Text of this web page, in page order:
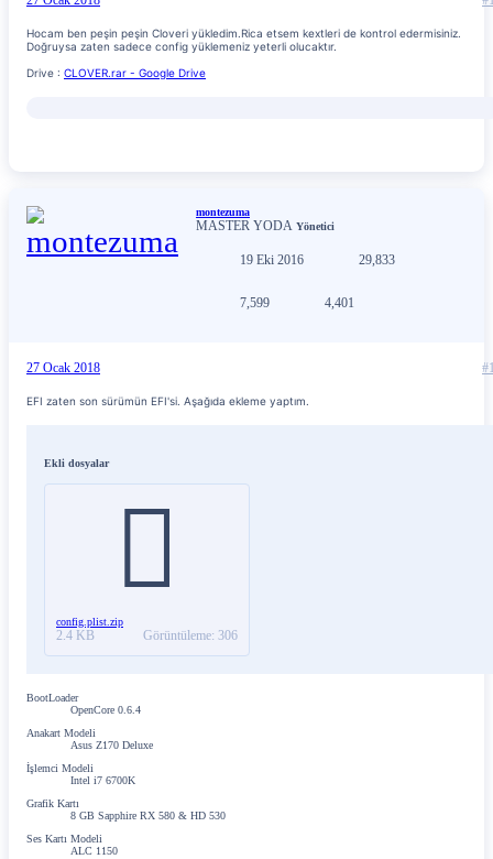
Hocam ben peşin peşin Cloveri yükledim.Rica etsem kextleri de kontrol edermisiniz.
Doğruysa zaten sadece config yüklemeniz yeterli olucaktır.
Drive : CLOVER.rar - Google Drive
montezuma
MASTER YODA Yönetici
19 Eki 2016 29,833
7,599 4,401
27 Ocak 2018
EFI zaten son sürümün EFI'si. Aşağıda ekleme yaptım.
Ekli dosyalar
config.plist.zip
2.4 KB Görüntüleme: 306
BootLoader
OpenCore 0.6.4
Anakart Modeli
Asus Z170 Deluxe
İşlemci Modeli
Intel i7 6700K
Grafik Kartı
8 GB Sapphire RX 580 & HD 530
Ses Kartı Modeli
ALC 1150